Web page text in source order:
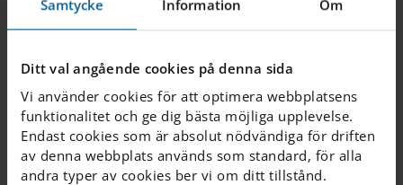
Samtycke Information Om
Ditt val angående cookies på denna sida
Vi använder cookies för att optimera webbplatsens
funktionalitet och ge dig bästa möjliga upplevelse.
Endast cookies som är absolut nödvändiga för driften
av denna webbplats används som standard, för alla
andra typer av cookies ber vi om ditt tillstånd.
noga tänker igenom om detta är det bästa för ditt barn.
Om barnet är borta en vecka så missar barnet också en
veckas skolarbete inklusive eventuella prov,
redovisningar och andra delar som inte går att planera
om. Funderar du över en längre ledighet önskar jag att
du kontaktar mig.